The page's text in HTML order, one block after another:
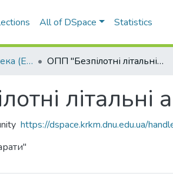
All of DSpace Statistics
Електронна бібліотека (E-Book) ОПП "Безпілотні літальні апарати"
літальні
https://dspace.krkm.dnu.edu.ua/